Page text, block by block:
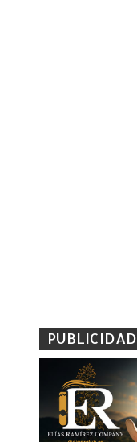
PUBLICIDAD